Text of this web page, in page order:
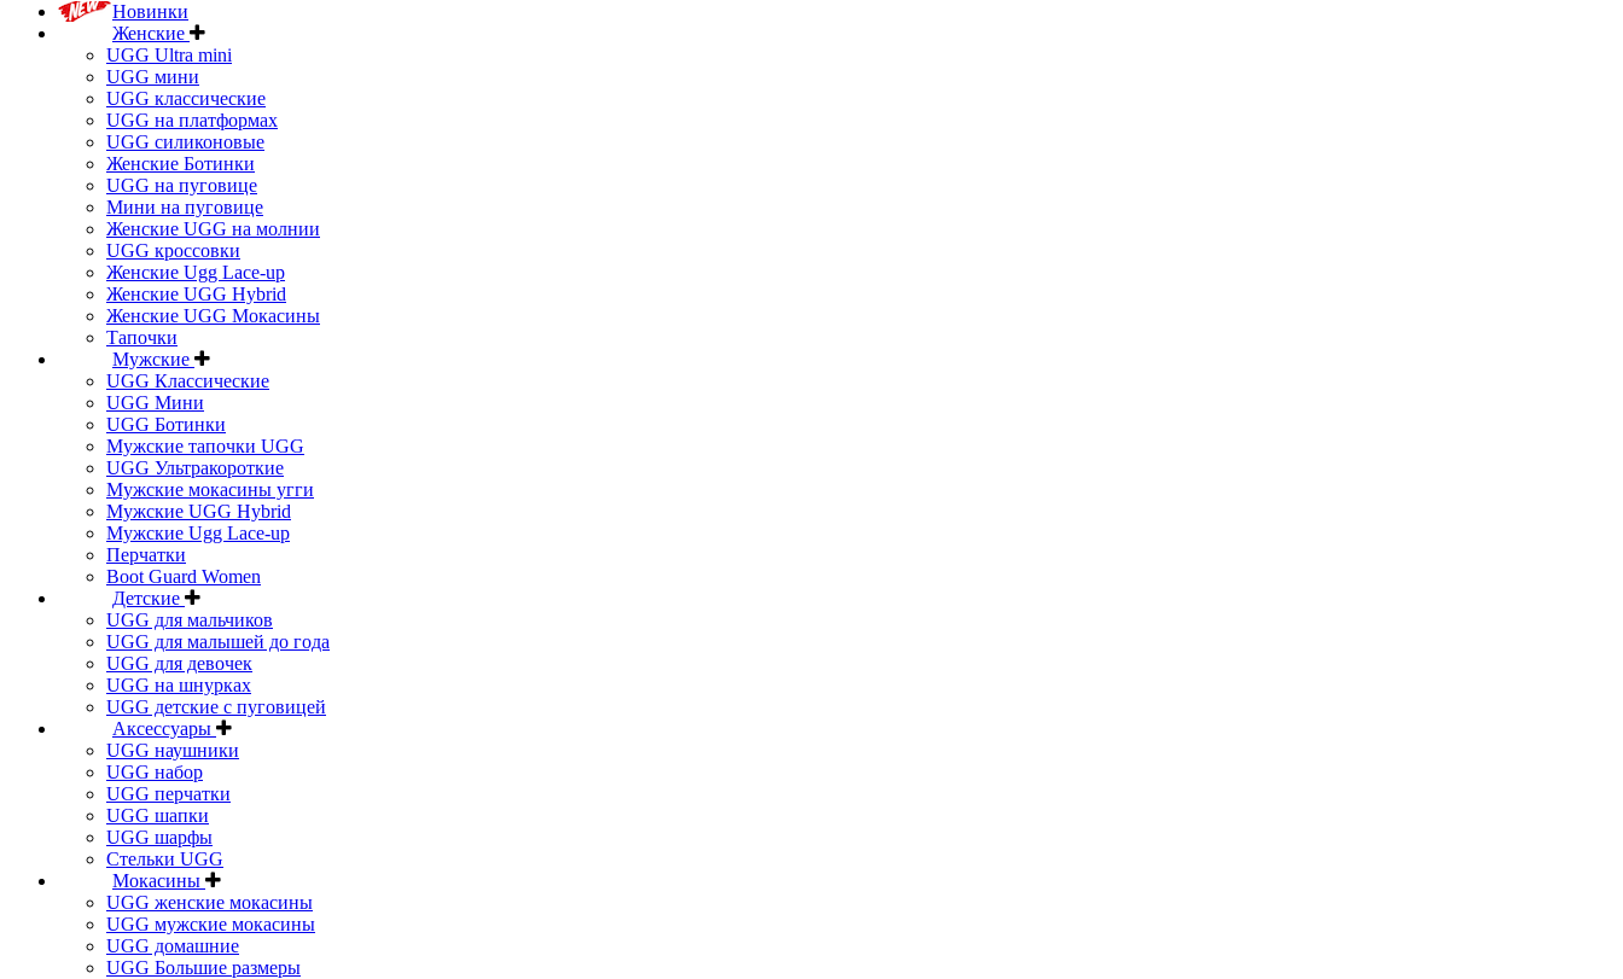
Новинки
Женские
UGG Ultra mini
UGG мини
UGG классические
UGG на платформах
UGG силиконовые
Женские Ботинки
UGG на пуговице
Мини на пуговице
Женские UGG на молнии
UGG кроссовки
Женские Ugg Lace-up
Женские UGG Hybrid
Женские UGG Мокасины
Тапочки
Мужские
UGG Классические
UGG Мини
UGG Ботинки
Мужские тапочки UGG
UGG Ультракороткие
Мужские мокасины угги
Мужские UGG Hybrid
Мужские Ugg Lace-up
Перчатки
Boot Guard Women
Детские
UGG для мальчиков
UGG для малышей до года
UGG для девочек
UGG на шнурках
UGG детские с пуговицей
Аксессуары
UGG наушники
UGG набор
UGG перчатки
UGG шапки
UGG шарфы
Стельки UGG
Мокасины
UGG женские мокасины
UGG мужские мокасины
UGG домашние
UGG Большие размеры